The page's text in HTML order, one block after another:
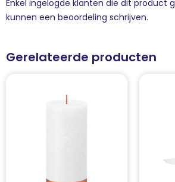
Enkel ingelogde klanten die dit product
kunnen een beoordeling schrijven.
Gerelateerde producten